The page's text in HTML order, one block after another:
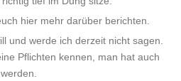
hier mehr darüber berichten.
und werde ich derzeit nicht sagen.
Pflichten kennen, man hat auch